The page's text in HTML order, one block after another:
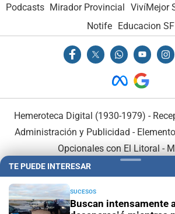
Podcasts Mirador Provincial VivíMejor
Notife
Educacion SF
Hemeroteca Digital (1930-1979) -
Administración y Publicidad -
Opcionales con El Litoral -
TE PUEDE INTERESAR
SUCESOS
Buscan intensamente